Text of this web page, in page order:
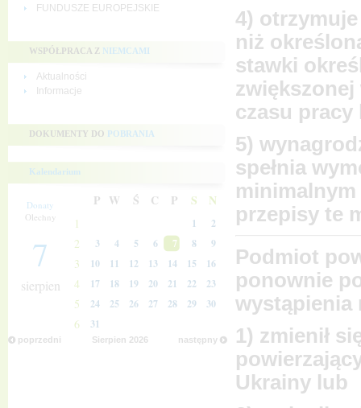
FUNDUSZE EUROPEJSKIE
WSPÓŁPRACA Z NIEMCAMI
Aktualności
Informacje
DOKUMENTY DO POBRANIA
Kalendarium
Donaty
Olechny
7
sierpien
P W Ś C P S N
1 1 2
2 3 4 5 6 7 8 9
3 10 11 12 13 14 15 16
4 17 18 19 20 21 22 23
5 24 25 26 27 28 29 30
6 31
poprzedni następny
Sierpien 2026
4)
niż
stawki
czasu
5)
spełnia
przepisy te
Podmiot
ponownie
wystąpienia
1) zmienił
Ukrainy lub